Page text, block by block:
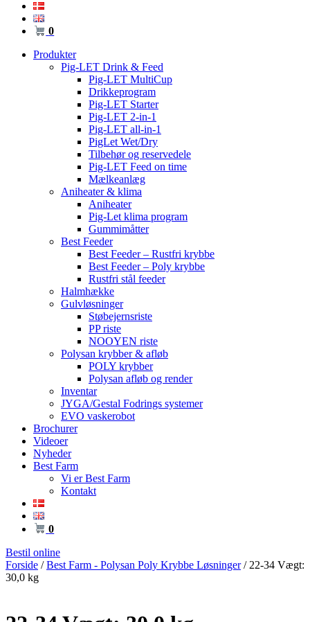
0
Produkter
Pig-LET Drink & Feed
Pig-LET MultiCup
Drikkeprogram
Pig-LET Starter
Pig-LET 2-in-1
Pig-LET all-in-1
PigLet Wet/Dry
Tilbehør og reservedele
Pig-LET Feed on time
Mælkeanlæg
Aniheater & klima
Aniheater
Pig-Let klima program
Gummimåtter
Best Feeder
Best Feeder – Rustfri krybbe
Best Feeder – Poly krybbe
Rustfri stål feeder
Halmhække
Gulvløsninger
Støbejernsriste
PP riste
NOOYEN riste
Polysan krybber & afløb
POLY krybber
Polysan afløb og render
Inventar
JYGA/Gestal Fodrings systemer
EVO vaskerobot
Brochurer
Videoer
Nyheder
Best Farm
Vi er Best Farm
Kontakt
0
Bestil online
Forside /Best Farm - Polysan Poly Krybbe Løsninger/ 22-34 Vægt:
30,0 kg